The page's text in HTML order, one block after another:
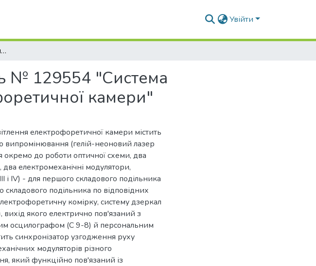
Увійти
Опис до патенту на корисну модель № 129554 "Система перехресного освітлення електрофоретичної камери"
№ 129554 "Система
камери"
електрофоретичної камери містить
випромінювання (гелій-неоновий лазер
до роботи оптичної схеми, два
два електромеханічні модулятори,
і IV) - для першого складового подільника
складового подільника по відповідних
комірку, систему дзеркал
якого електрично пов'язаний з
осцилографом (С 9-8) й персональним
синхронізатор узгодження руху
модуляторів різного
який функційно пов'язаний із